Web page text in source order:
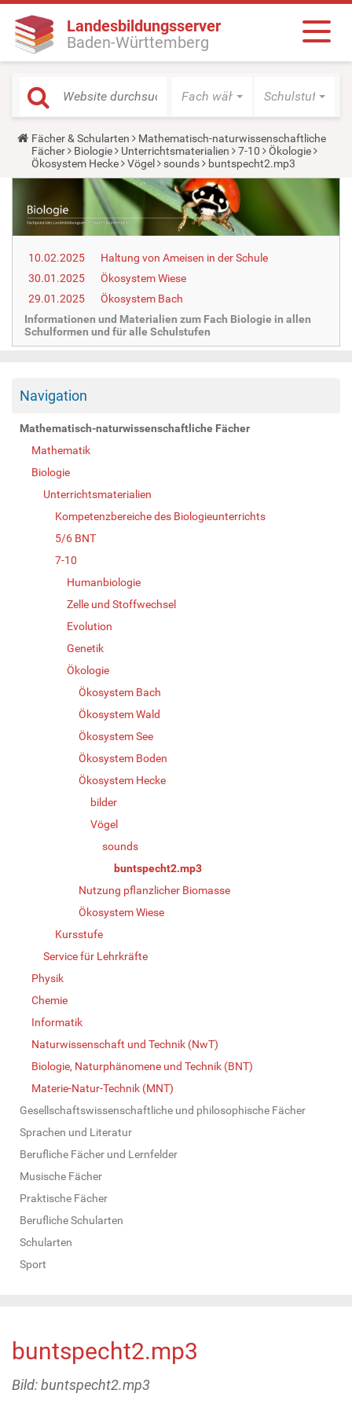
Landesbildungsserver
Baden-Württemberg
Fach wählen Schulstufe
Y
o
u
a
h
e
r
:
Fächer & Schularten
Mathematisch-naturwissenschaftliche
Fächer
Biologie Unterrichtsmaterialien 7-10
Ökologie
Ökosystem Hecke
Vögel sounds buntspecht2.mp3
10.02.2025
Haltung von Ameisen in der Schule
30.01.2025
Ökosystem Wiese
29.01.2025
Ökosystem Bach
Informationen und Materialien zum Fach Biologie in allen
Schulformen und für alle Schulstufen
Navigation
Mathematisch-naturwissenschaftliche Fächer
Mathematik
Biologie
Unterrichtsmaterialien
Kompetenzbereiche des Biologieunterrichts
5/6 BNT
7-10
Humanbiologie
Zelle und Stoffwechsel
Evolution
Genetik
Ökologie
Ökosystem Bach
Ökosystem Wald
Ökosystem See
Ökosystem Boden
Ökosystem Hecke
bilder
Vögel
sounds
buntspecht2.mp3
Nutzung pflanzlicher Biomasse
Ökosystem Wiese
Kursstufe
Service für Lehrkräfte
Physik
Chemie
Informatik
Naturwissenschaft und Technik (NwT)
Biologie, Naturphänomene und Technik (BNT)
Materie-Natur-Technik (MNT)
Gesellschaftswissenschaftliche und philosophische Fächer
Sprachen und Literatur
Berufliche Fächer und Lernfelder
Musische Fächer
Praktische Fächer
Berufliche Schularten
Schularten
Sport
buntspecht2.mp3
Bild: buntspecht2.mp3